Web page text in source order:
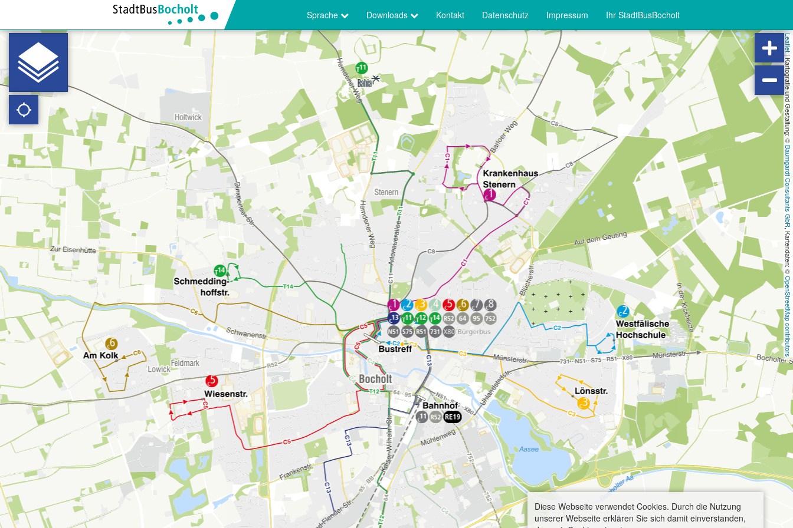
Sprache Downloads Kontakt Datenschutz Impressum Ihr StadtBusBocholt
Leaflet
|
Kartografie und Gestaltung: ©
Baumgardt Consultants GbR
, Kartendaten: ©
OpenStreetMap contributors
Diese Webseite verwendet Cookies. Durch die Nutzung
unserer Webseite erklären Sie sich damit einverstanden,